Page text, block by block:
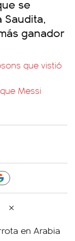
se
ganador
que vistió
Messi